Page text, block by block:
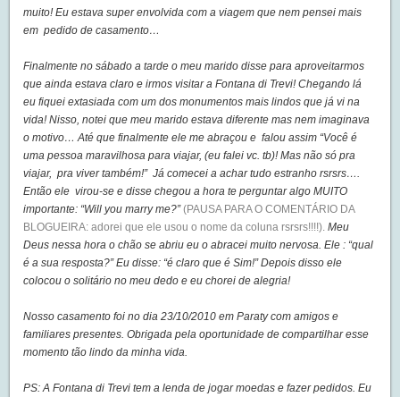
muito! Eu estava super envolvida com a viagem que nem pensei mais
em pedido de casamento…
Finalmente no sábado a tarde o meu marido disse para aproveitarmos
que ainda estava claro e irmos visitar a Fontana di Trevi! Chegando lá
eu fiquei extasiada com um dos monumentos mais lindos que já vi na
vida! Nisso, notei que meu marido estava diferente mas nem imaginava
o motivo… Até que finalmente ele me abraçou e falou assim “Você é
uma pessoa maravilhosa para viajar, (eu falei vc. tb)! Mas não só pra
viajar, pra viver também!” Já comecei a achar tudo estranho rsrsrs….
Então ele virou-se e disse chegou a hora te perguntar algo MUITO
importante: “Will you marry me?”(PAUSA PARA O COMENTÁRIO DA
BLOGUEIRA: adorei que ele usou o nome da coluna rsrsrs!!!!).Meu
Deus nessa hora o chão se abriu eu o abracei muito nervosa. Ele : “qual
é a sua resposta?” Eu disse: “é claro que é Sim!” Depois disso ele
colocou o solitário no meu dedo e eu chorei de alegria!
Nosso casamento foi no dia 23/10/2010 em Paraty com amigos e
familiares presentes. Obrigada pela oportunidade de compartilhar esse
momento tão lindo da minha vida.
PS: A Fontana di Trevi tem a lenda de jogar moedas e fazer pedidos. Eu